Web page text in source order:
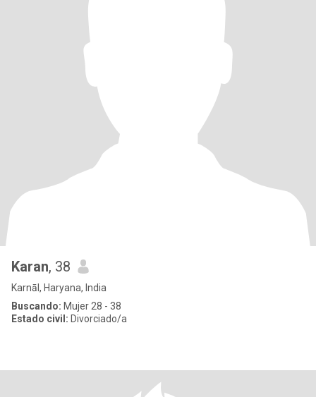
Karan, 38
Karnāl, Haryana, India
Buscando: Mujer 28 - 38
Estado civil: Divorciado/a